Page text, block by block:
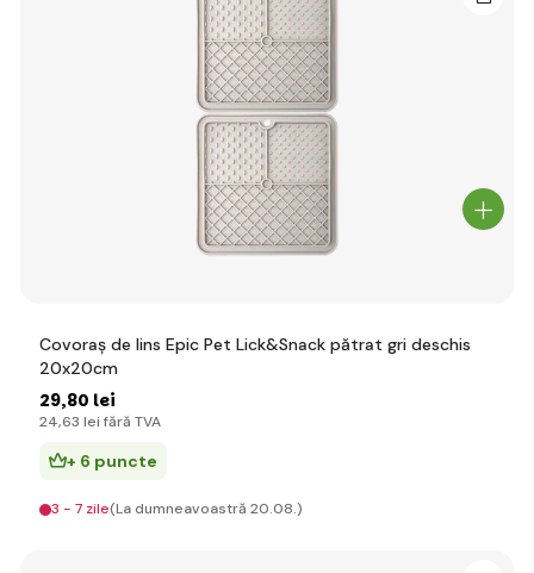
Covoraș de lins Epic Pet Lick&Snack pătrat gri deschis
20x20cm
29,80 lei
24,63 lei fără TVA
+ 6 puncte
3 - 7 zile(La dumneavoastră 20.08.)